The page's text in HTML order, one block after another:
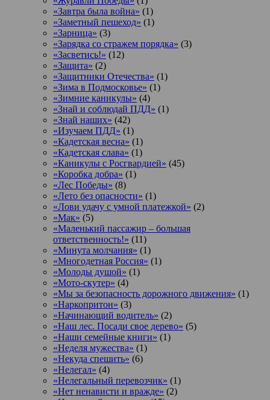
«Завтра была война» (1)
«Заметный пешеход» (1)
«Зарница» (3)
«Зарядка со стражем порядка» (3)
«Засветись!» (12)
«Защита» (2)
«Защитники Отечества» (1)
«Зима в Подмосковье» (1)
«Зимние каникулы» (4)
«Знай и соблюдай ПДД» (1)
«Знай наших» (42)
«Изучаем ПДД» (1)
«Кадетская весна» (1)
«Кадетская слава» (1)
«Каникулы с Росгвардией» (45)
«Коробка добра» (1)
«Лес Победы» (8)
«Лето без опасности» (1)
«Лови удачу с умной платежкой» (2)
«Мак» (5)
«Маленький пассажир – большая
ответственность!» (11)
«Минута молчания» (1)
«Многодетная Россия» (1)
«Молоды душой» (1)
«Мото-скутер» (4)
«Мы за безопасность дорожного движения» (1)
«Наркопритон» (3)
«Начинающий водитель» (2)
«Наш лес. Посади свое дерево» (5)
«Наши семейные книги» (1)
«Неделя мужества» (1)
«Некуда спешить» (6)
«Нелегал» (4)
«Нелегальный перевозчик» (1)
«Нет ненависти и вражде» (2)